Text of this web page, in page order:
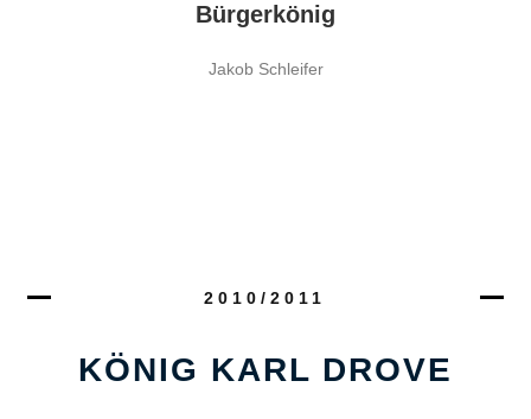
Bürgerkönig
Jakob Schleifer
2010/2011
KÖNIG KARL DROVE